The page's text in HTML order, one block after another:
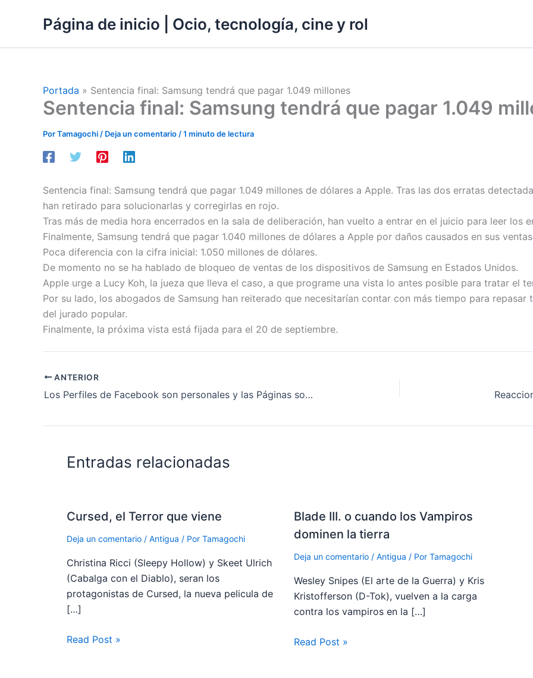
Página de inicio | Ocio, tecnología, cine y rol
Portada » Sentencia final: Samsung tendrá que pagar 1.049 millones
Sentencia final: Samsung tendrá que pagar 1.049
PorTamagochi / Deja un comentario /1 minuto de lectura
Sentencia final: Samsung tendrá que pagar 1.049 millones de dólares a Apple. Tras las dos erratas
han retirado para solucionarlas y corregirlas en rojo.
Tras más de media hora encerrados en la sala de deliberación, han vuelto a entrar en el juicio para leer los
Finalmente, Samsung tendrá que pagar 1.040 millones de dólares a Apple por daños causados en sus
Poca diferencia con la cifra inicial: 1.050 millones de dólares.
De momento no se ha hablado de bloqueo de ventas de los dispositivos de Samsung en Estados Unidos.
Apple urge a Lucy Koh, la jueza que lleva el caso, a que programe una vista lo antes posible para tratar el
Por su lado, los abogados de Samsung han reiterado que necesitarían contar con más tiempo para
del jurado popular.
Finalmente, la próxima vista está fijada para el 20 de septiembre.
ANTERIOR
Los Perfiles de Facebook son personales y las Páginas son para negocios
Entradas relacionadas
Cursed, el Terror que viene
Deja un comentario / Antigua / Por Tamagochi
Christina Ricci (Sleepy Hollow) y Skeet Ulrich
(Cabalga con el Diablo), seran los
protagonistas de Cursed, la nueva pelicula de
[…]
Read Post »
Blade III. o cuando los Vampiros
dominen la tierra
Deja un comentario / Antigua / Por Tamagochi
Wesley Snipes (El arte de la Guerra) y Kris
Kristofferson (D-Tok), vuelven a la carga
contra los vampiros en la […]
Read Post »